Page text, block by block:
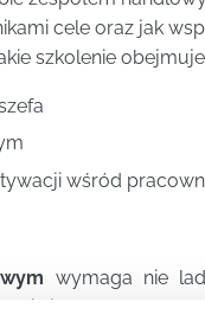
cele oraz jak
szkolenie
wśród
wymaga nie
nie jeden manager